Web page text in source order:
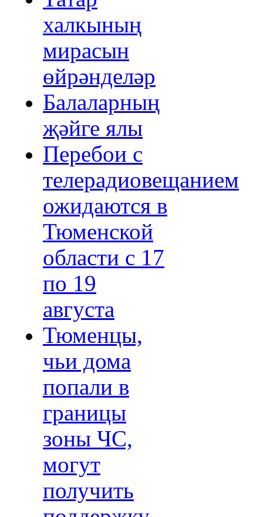
халкының
мирасын
өйрәнделәр
Балаларның
җәйге ялы
Перебои с
телерадиовещанием
ожидаются в
Тюменской
области с 17
по 19
августа
Тюменцы,
чьи дома
попали в
границы
зоны ЧС,
могут
получить